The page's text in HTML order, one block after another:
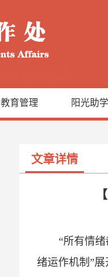
教育管理 阳光助学
文章详情
“所有情
绪运作机制”